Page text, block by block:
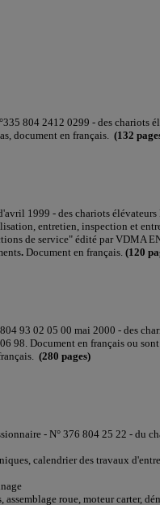
804 2412 0299 - des chariots
document en français. (132
1999 - des chariots
entretien, inspection et
de service" édité par VDMA
. Document en français. (120
93 02 05 00 mai 2000 - des
98. Document en français ou
(280 pages)
- N° 376 804 25 22 - du
calendrier des travaux
assemblage roue, moteur carter,